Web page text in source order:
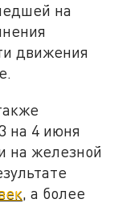
на
движения
на 4 июня
на железной
, а более